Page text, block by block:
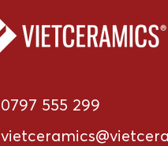
0797 555 299